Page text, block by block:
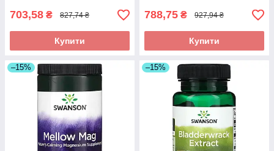
703,58 ₴ 827,74 ₴
Купити
788,75 ₴ 927,94 ₴
Купити
–15% –15%